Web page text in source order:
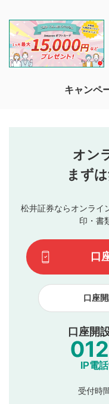
投稿するボタン
星で評価をすると
3
動画の評価
です）
を目的として、各動画
投稿ができます。利用
閲覧および投稿を行う
他の利用者が動画を視
待ちしております。
なお、投稿をもって、
行ってください。
当社は、利用者同
ブルによって生じ
評価およびコメン
ます。掲載される
てはお答えできませ
て結果のご連絡と
下記の項目に該当す
見合わせる場合が
本動画コン
他者への誹謗
公序良俗に
氏名、住所
他のサイト
他者の権利
キャンペ
オン
まず
松井証券ならオンライ
印・書
口
口座
口座開
IP電
受付時